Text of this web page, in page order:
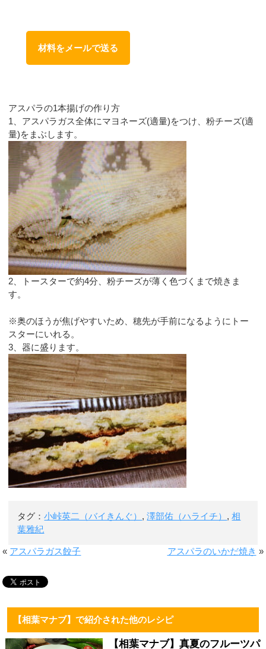
材料をメールで送る
アスパラの1本揚げの作り方
1、アスパラガス全体にマヨネーズ(適量)をつけ、粉チーズ(適
量)をまぶします。
2、トースターで約4分、粉チーズが薄く色づくまで焼きま
す。
※奥のほうが焦げやすいため、穂先が手前になるようにトー
スターにいれる。
3、器に盛ります。
タグ：小峠英二（バイきんぐ） ,澤部佑（ハライチ） ,相
葉雅紀
« アスパラガス餃子 アスパラのいかだ焼き »
【相葉マナブ】で紹介された他のレシピ
【相葉マナブ】真夏のフルーツパ